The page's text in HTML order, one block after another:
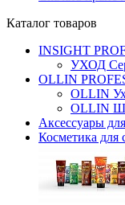
Каталог товаров
INSIGHT
УХОД
OLLIN
OLLIN
OLLIN
Аксессуары
Косметика для